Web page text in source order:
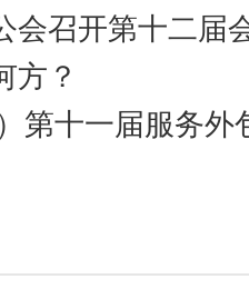
会召开第十二届
方？
第十一届服务